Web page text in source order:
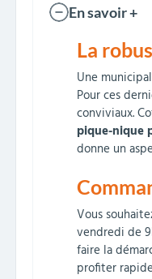
En savoir +
La
Une
Pour ces
conviviaux.
pique-nique
donne un
Vous
vendredi de
faire la
profiter